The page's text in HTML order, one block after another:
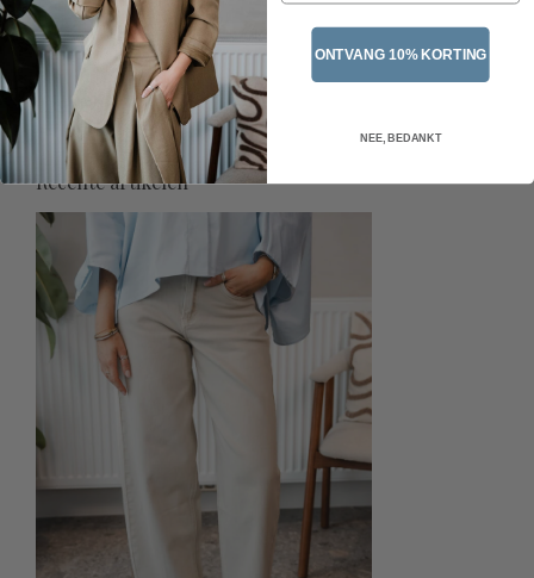
Ballerine punt SS 9799 –
Blue
€39,95
Incl. btw
Recente artikelen
ONTVANG 10% KORTING
NEE, BEDANKT